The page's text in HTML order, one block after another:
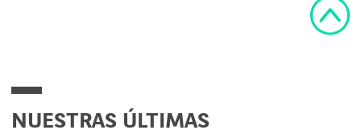
NUESTRAS ÚLTIMAS